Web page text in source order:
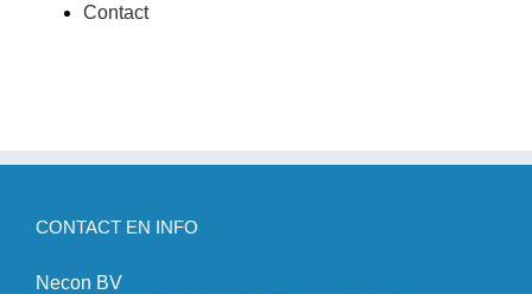
Contact
CONTACT EN INFO
Necon BV